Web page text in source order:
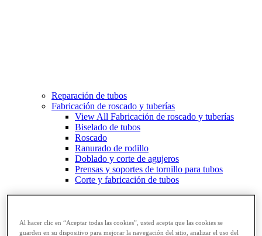
Reparación de tubos
Fabricación de roscado y tuberías
View All Fabricación de roscado y tuberías
Biselado de tubos
Roscado
Ranurado de rodillo
Doblado y corte de agujeros
Prensas y soportes de tornillo para tubos
Corte y fabricación de tubos
Al hacer clic en “Aceptar todas las cookies”, usted acepta que las cookies se
guarden en su dispositivo para mejorar la navegación del sitio, analizar el uso del